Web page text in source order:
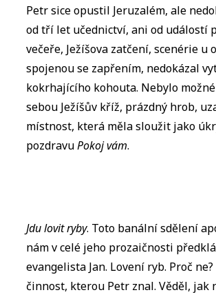
Petr sice opustil Jeruzalém, ale
od tří let učednictví, ani od událostí
večeře, Ježíšova zatčení, scenérie u
spojenou se zapřením, nedokázal
kokrhajícího kohouta. Nebylo
sebou Ježíšův kříž, prázdný hrob,
místnost, která měla sloužit jako
pozdravuPokoj vám.
Jdu lovit ryby. Toto banální sdělení
nám v celé jeho prozaičnosti
evangelista Jan. Lovení ryb. Proč
činnost, kterou Petr znal. Věděl, jak